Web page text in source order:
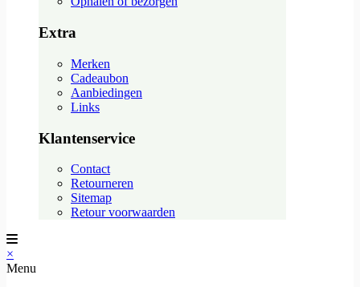
Extra
Merken
Cadeaubon
Aanbiedingen
Links
Klantenservice
Contact
Retourneren
Sitemap
Retour voorwaarden
×
Menu